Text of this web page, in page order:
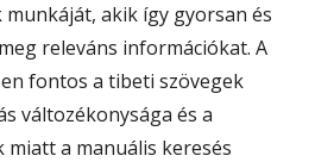
akik így gyorsan és
releváns információkat. A
fontos a tibeti szövegek
változékonysága és a
a manuális keresés